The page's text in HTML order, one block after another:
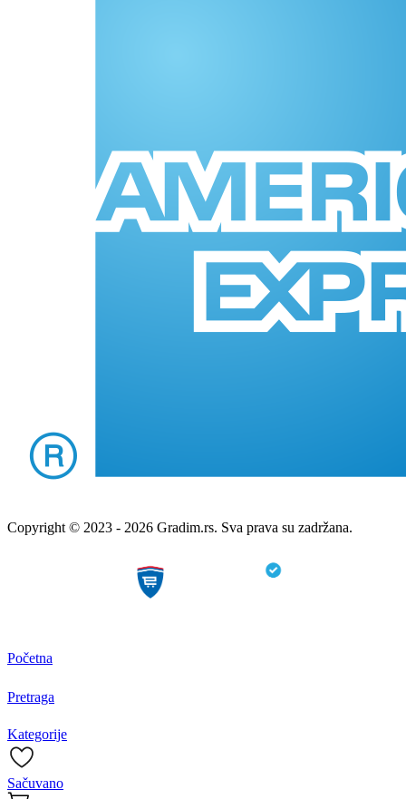
Copyright © 2023 - 2026 Gradim.rs. Sva prava su zadržana.
Početna
Pretraga
Kategorije
Sačuvano